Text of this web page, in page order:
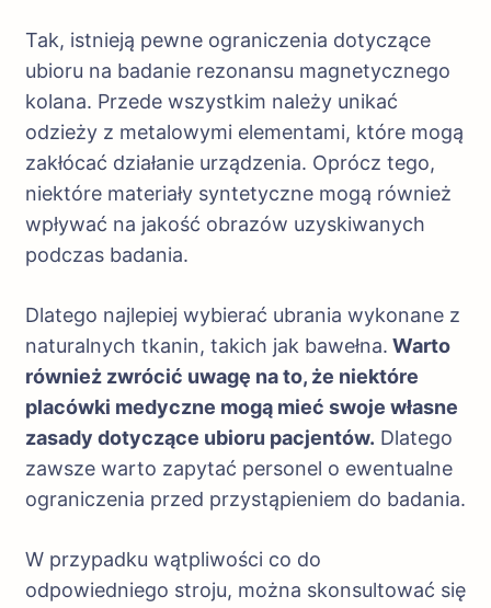
Tak, istnieją pewne ograniczenia dotyczące
ubioru na badanie rezonansu magnetycznego
kolana. Przede wszystkim należy unikać
odzieży z metalowymi elementami, które mogą
zakłócać działanie urządzenia. Oprócz tego,
niektóre materiały syntetyczne mogą również
wpływać na jakość obrazów uzyskiwanych
podczas badania.
Dlatego najlepiej wybierać ubrania wykonane z
naturalnych tkanin, takich jak bawełna. Warto
również zwrócić uwagę na to, że niektóre
placówki medyczne mogą mieć swoje własne
zasady dotyczące ubioru pacjentów. Dlatego
zawsze warto zapytać personel o ewentualne
ograniczenia przed przystąpieniem do badania.
W przypadku wątpliwości co do
odpowiedniego stroju, można skonsultować się